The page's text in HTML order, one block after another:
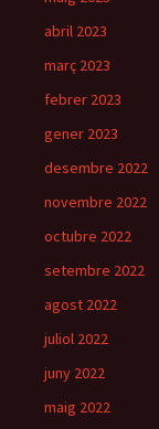
abril 2023
març 2023
febrer 2023
gener 2023
desembre 2022
novembre 2022
octubre 2022
setembre 2022
agost 2022
juliol 2022
juny 2022
maig 2022